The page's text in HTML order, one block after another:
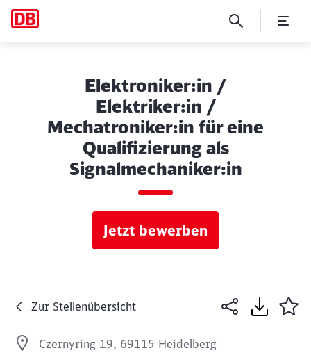
Elektroniker:in /
Elektriker:in /
Mechatroniker:in für eine
Qualifizierung als
Signalmechaniker:in
Jetzt bewerben
Zur Stellenübersicht
Czernyring 19, 69115 Heidelberg